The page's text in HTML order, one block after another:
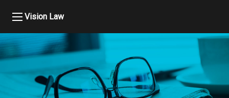
Vision Law